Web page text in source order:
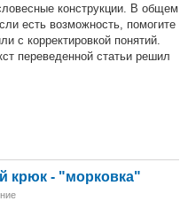
конструкции. В общем
есть возможность, помогите
с корректировкой понятий.
переведенной статьи решил
крюк - "морковка"